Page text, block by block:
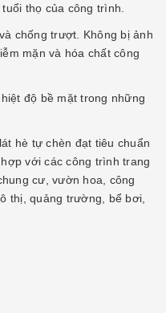
thọ của công trình.
chống trượt. Không bị ảnh
mặn và hóa chất công
độ bề mặt trong những
hè tự chèn đạt tiêu chuẩn
với các công trình trang
cư, vườn hoa, công
thị, quảng trường, bể bơi,